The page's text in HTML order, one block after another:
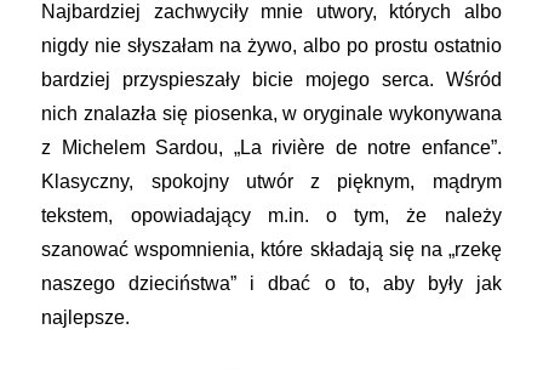
Najbardziej zachwyciły mnie utwory, których albo
nigdy nie słyszałam na żywo, albo po prostu ostatnio
bardziej przyspieszały bicie mojego serca. Wśród
nich znalazła się piosenka, w oryginale wykonywana
z Michelem Sardou, „La rivière de notre enfance”.
Klasyczny, spokojny utwór z pięknym, mądrym
tekstem, opowiadający m.in. o tym, że należy
szanować wspomnienia, które składają się na „rzekę
naszego dzieciństwa” i dbać o to, aby były jak
najlepsze.